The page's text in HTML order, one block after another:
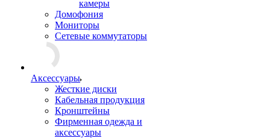
камеры
Домофония
Мониторы
Сетевые коммутаторы
Аксессуары
Жесткие диски
Кабельная продукция
Кронштейны
Фирменная одежда и
аксессуары